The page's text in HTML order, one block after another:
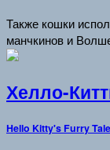
Также кошки
манчкинов и
Хелло-
Hello Kitty's Furry